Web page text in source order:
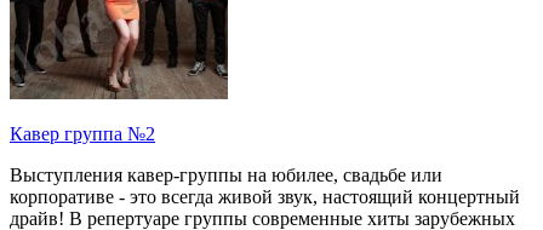
Кавер группа №2
Выступления кавер-группы на юбилее, свадьбе или
корпоративе - это всегда живой звук, настоящий концертный
драйв! В репертуаре группы современные хиты зарубежных